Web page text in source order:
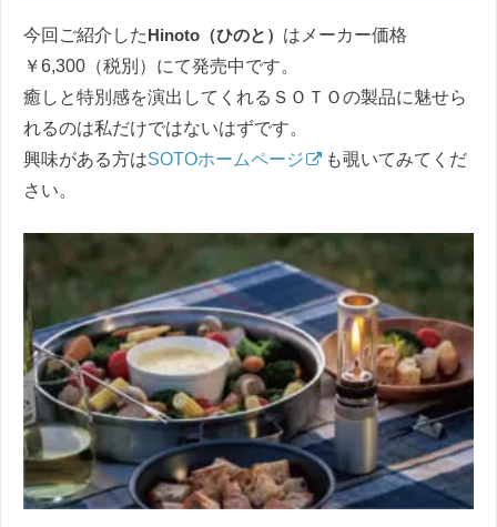
今回ご紹介したHinoto（ひのと） はメーカー価格
￥6,300（税別）にて発売中です。
癒しと特別感を演出してくれるＳＯＴＯの製品に魅せら
れるのは私だけではないはずです。
興味がある方はSOTOホームページ
も覗いてみてくだ
さい。